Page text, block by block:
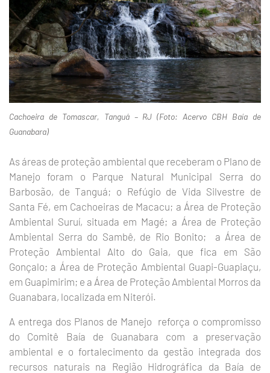
Cachoeira de Tomascar, Tanguá – RJ (Foto: Acervo CBH Baía de
Guanabara)
As áreas de proteção ambiental que receberam o Plano de
Manejo foram o Parque Natural Municipal Serra do
Barbosão, de Tanguá; o Refúgio de Vida Silvestre de
Santa Fé, em Cachoeiras de Macacu; a Área de Proteção
Ambiental Suruí, situada em Magé; a Área de Proteção
Ambiental Serra do Sambê, de Rio Bonito; a Área de
Proteção Ambiental Alto do Gaia, que fica em São
Gonçalo; a Área de Proteção Ambiental Guapi-Guapiaçu,
em Guapimirim; e a Área de Proteção Ambiental Morros da
Guanabara, localizada em Niterói.
A entrega dos Planos de Manejo reforça o compromisso
do Comitê Baía de Guanabara com a preservação
ambiental e o fortalecimento da gestão integrada dos
recursos naturais na Região Hidrográfica da Baía de